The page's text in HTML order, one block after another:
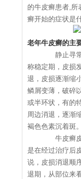
的牛皮癣患者,所
癣开始的症状是
老年牛皮癣的主
静止寻常
称稳定期，皮损
退，皮损逐渐缩
鳞屑变薄，破碎
或半环状，有的
周边消退，逐渐
褐色色素沉着斑。
牛皮癣皮
是在经过治疗后
说，皮损消退顺
退期，从部位来